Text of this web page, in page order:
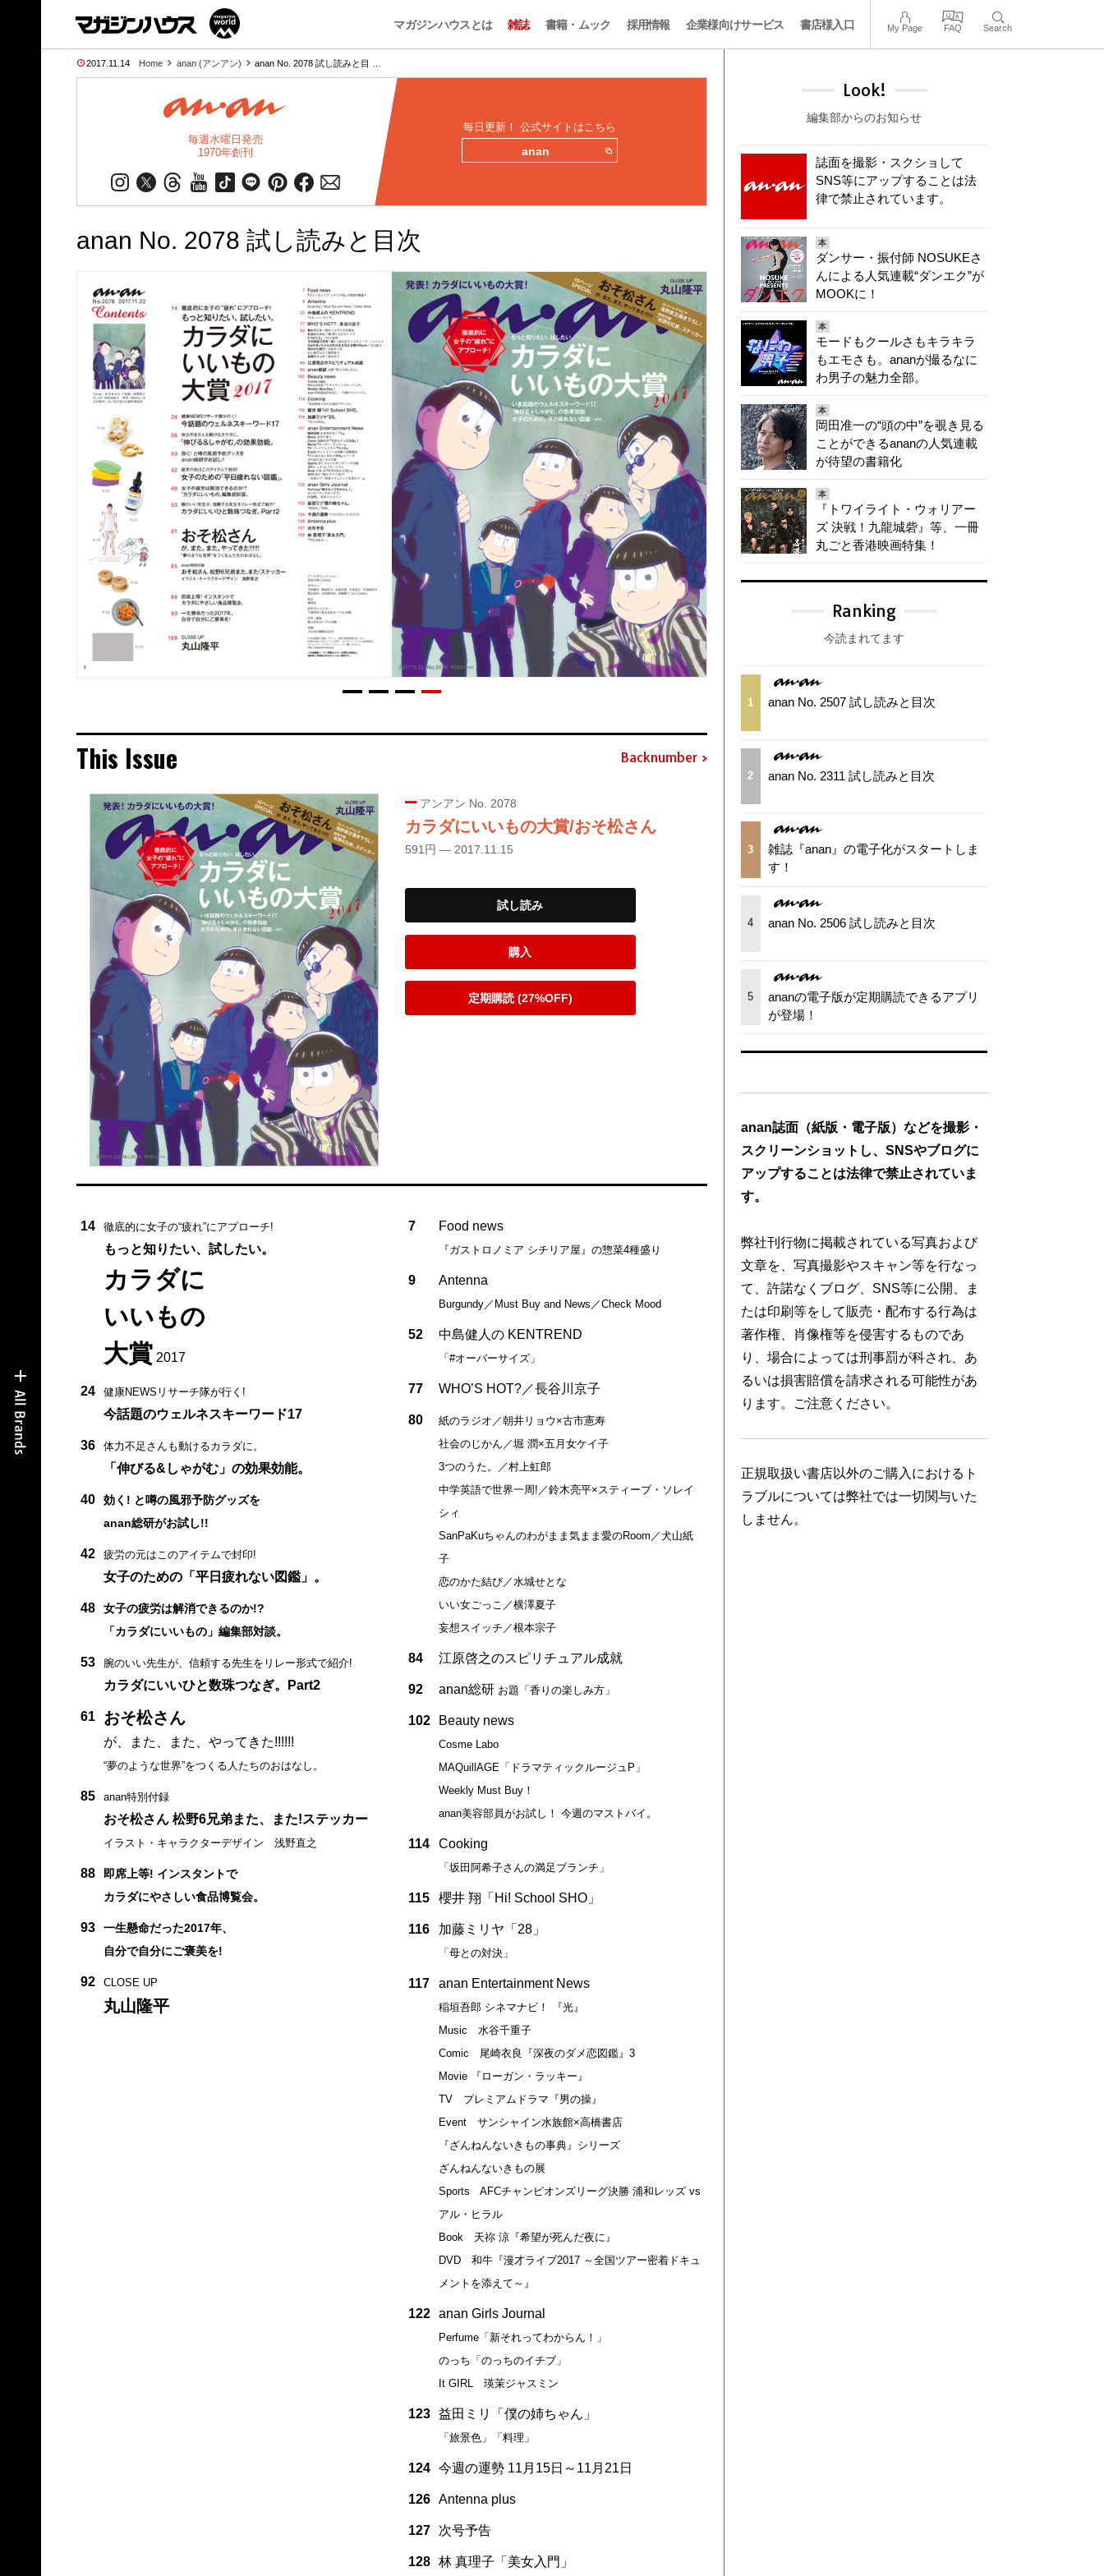
マガジンハウスとは 雑誌 書籍・ムック 採用情報 企業様向けサービス 書店様入口 My Page FAQ Search
2017.11.14 Home anan (アンアン) anan No. 2078 試し読みと目 …
毎週水曜日発売
1970年創刊
毎日更新！ 公式サイトはこちら
anan
anan No. 2078 試し読みと目次
This Issue Backnumber
アンアン No. 2078
カラダにいいもの大賞/おそ松さん
591円 — 2017.11.15
試し読み
購入
定期購読 (27%OFF)
14 徹底的に女子の“疲れ”にアプローチ!
もっと知りたい、試したい。
カラダに
いいもの
大賞 2017
24 健康NEWSリサーチ隊が行く!
今話題のウェルネスキーワード17
36 体力不足さんも動けるカラダに。
「伸びる&しゃがむ」の効果効能。
40
効く! と噂の風邪予防グッズを
anan総研がお試し!!
42 疲労の元はこのアイテムで封印!
女子のための「平日疲れない図鑑」。
48
女子の疲労は解消できるのか!?
「カラダにいいもの」編集部対談。
53 腕のいい先生が、信頼する先生をリレー形式で紹介!
カラダにいいひと数珠つなぎ。Part2
61 おそ松さん
が、また、また、やってきた!!!!!!
“夢のような世界”をつくる人たちのおはなし。
85 anan特別付録
おそ松さん 松野6兄弟また、また!ステッカー
イラスト・キャラクターデザイン 浅野直之
88
即席上等! インスタントで
カラダにやさしい食品博覧会。
93
一生懸命だった2017年、
自分で自分にご褒美を!
92 CLOSE UP
丸山隆平
7 Food news
『ガストロノミア シチリア屋』の惣菜4種盛り
9 Antenna
Burgundy／Must Buy and News／Check Mood
52 中島健人の KENTREND
「#オーバーサイズ」
77 WHO’S HOT?／長谷川京子
80
紙のラジオ／朝井リョウ×古市憲寿
社会のじかん／堀 潤×五月女ケイ子
3つのうた。／村上虹郎
中学英語で世界一周!／鈴木亮平×スティーブ・ソレイ
シィ
SanPaKuちゃんのわがまま気まま愛のRoom／犬山紙
子
恋のかた結び／水城せとな
いい女ごっこ／横澤夏子
妄想スイッチ／根本宗子
84 江原啓之のスピリチュアル成就
92 anan総研 お題「香りの楽しみ方」
102 Beauty news
Cosme Labo
MAQuillAGE「ドラマティックルージュP」
Weekly Must Buy！
anan美容部員がお試し！ 今週のマストバイ。
114 Cooking
「坂田阿希子さんの満足ブランチ」
115 櫻井 翔「Hi! School SHO」
116 加藤ミリヤ「28」
「母との対決」
117 anan Entertainment News
稲垣吾郎 シネマナビ！ 『光』
Music 水谷千重子
Comic 尾崎衣良『深夜のダメ恋図鑑』3
Movie 『ローガン・ラッキー』
TV プレミアムドラマ『男の操』
Event サンシャイン水族館×高橋書店
『ざんねんないきもの事典』シリーズ
ざんねんないきもの展
Sports AFCチャンピオンズリーグ決勝 浦和レッズ vs
アル・ヒラル
Book 天祢 涼『希望が死んだ夜に』
DVD 和牛『漫才ライブ2017 ～全国ツアー密着ドキュ
メントを添えて～』
122 anan Girls Journal
Perfume「新それってわからん！」
のっち「のっちのイチブ」
It GIRL 瑛茉ジャスミン
123 益田ミリ「僕の姉ちゃん」
「旅景色」「料理」
124 今週の運勢 11月15日～11月21日
126 Antenna plus
127 次号予告
128 林 真理子「美女入門」
Look!
編集部からのお知らせ
誌面を撮影・スクショして
SNS等にアップすることは法
律で禁止されています。
本
ダンサー・振付師 NOSUKEさ
んによる人気連載“ダンエク”が
MOOKに！
本
モードもクールさもキラキラ
もエモさも。ananが撮るなに
わ男子の魅力全部。
本
岡田准一の“頭の中”を覗き見る
ことができるananの人気連載
が待望の書籍化
本
『トワイライト・ウォリアー
ズ 決戦！九龍城砦』等、一冊
丸ごと香港映画特集！
Ranking
今読まれてます
1 anan No. 2507 試し読みと目次
2 anan No. 2311 試し読みと目次
3
雑誌『anan』の電子化がスタートしま
す！
4 anan No. 2506 試し読みと目次
5
ananの電子版が定期購読できるアプリ
が登場！
anan誌面（紙版・電子版）などを撮影・
スクリーンショットし、SNSやブログに
アップすることは法律で禁止されていま
す。
弊社刊行物に掲載されている写真および
文章を、写真撮影やスキャン等を行なっ
て、許諾なくブログ、SNS等に公開、ま
たは印刷等をして販売・配布する行為は
著作権、肖像権等を侵害するものであ
り、場合によっては刑事罰が科され、あ
るいは損害賠償を請求される可能性があ
ります。ご注意ください。
正規取扱い書店以外のご購入におけるト
ラブルについては弊社では一切関与いた
しません。